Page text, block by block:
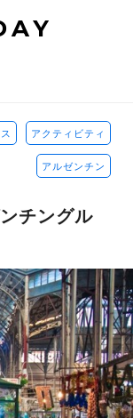
アクティビティ
アルゼンチン
チングル